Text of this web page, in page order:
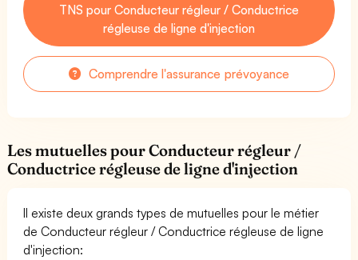
TNS pour Conducteur régleur / Conductrice
régleuse de ligne d'injection
Comprendre l'assurance prévoyance
Les mutuelles pour Conducteur régleur /
Conductrice régleuse de ligne d'injection
Il existe deux grands types de mutuelles pour le métier
de Conducteur régleur / Conductrice régleuse de ligne
d'injection: